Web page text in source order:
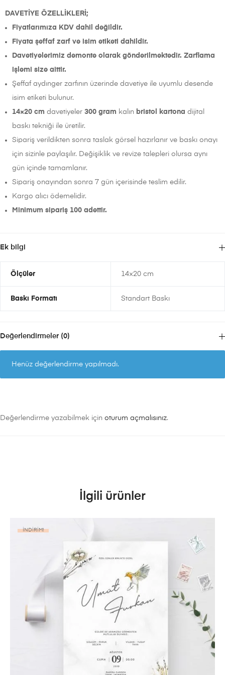
DAVETİYE ÖZELLİKLERİ;
Fiyatlarımıza KDV dahil değildir.
Fiyata şeffaf zarf ve isim etiketi dahildir.
Davetiyelerimiz demonte olarak gönderilmektedir. Zarflama
işlemi size aittir.
Şeffaf aydınger zarfının üzerinde davetiye ile uyumlu desende
isim etiketi bulunur.
14×20 cm davetiyeler 300 gram kalın bristol kartona dijital
baskı tekniği ile üretilir.
Sipariş verildikten sonra taslak görsel hazırlanır ve baskı onayı
için sizinle paylaşılır. Değişiklik ve revize talepleri olursa aynı
gün içinde tamamlanır.
Sipariş onayından sonra 7 gün içerisinde teslim edilir.
Kargo alıcı ödemelidir.
Minimum sipariş 100 adettir.
Ek bilgi
Ölçüler 14×20 cm
Baskı Formatı Standart Baskı
Değerlendirmeler (0)
Henüz değerlendirme yapılmadı.
Değerlendirme yazabilmek için oturum açmalısınız.
İlgili ürünler
İNDIRIM!